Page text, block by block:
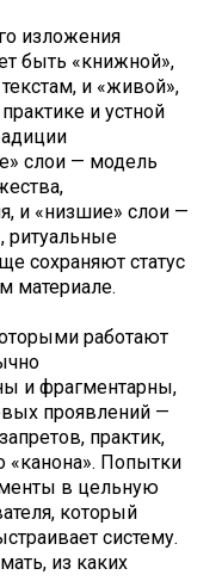
изложения
быть «книжной»,
и «живой»,
и устной
слои — модель
и «низшие» слои —
ритуальные
сохраняют статус
материале.
работают
и фрагментарны,
проявлений —
практик,
Попытки
в цельную
который
систему.
из каких